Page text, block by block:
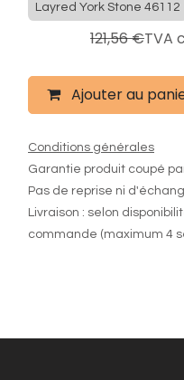
Layred York Stone 46112
121,56€TVA
Ajouter au
Conditions générales
Garantie produit coupé
Pas de reprise ni
Livraison : selon
commande (maximum 4